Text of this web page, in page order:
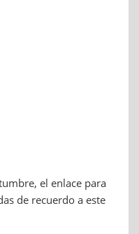
el enlace para
de recuerdo a este